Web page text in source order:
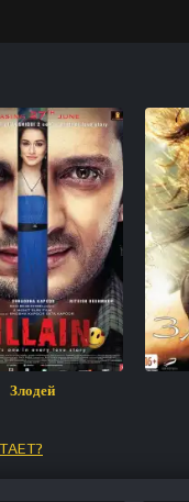
Злодей